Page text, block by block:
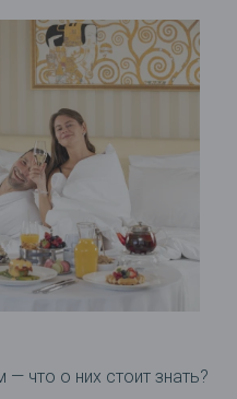
что о них стоит знать?